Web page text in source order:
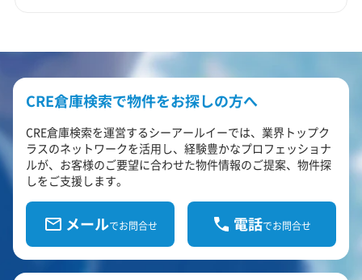
CRE倉庫検索で物件をお探しの方へ
CRE倉庫検索を運営するシーアールイーでは、業界トップク
ラスのネットワークを活用し、経験豊かなプロフェッショナ
ルが、お客様のご要望に合わせた物件情報のご提案、物件探
しをご支援します。
メールでお問合せ 電話でお問合せ